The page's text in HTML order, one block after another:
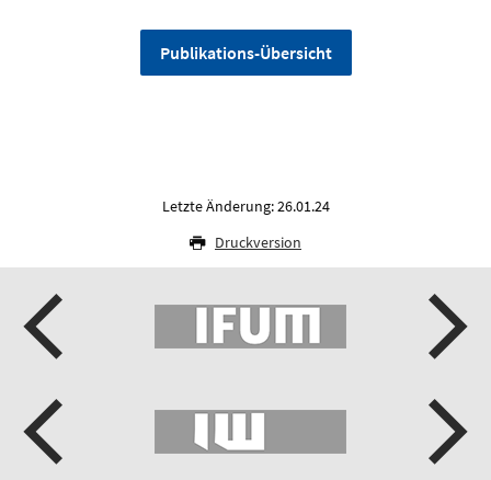
Publikations-Übersicht
Letzte Änderung: 26.01.24
Druckversion